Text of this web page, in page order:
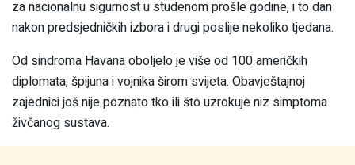
za nacionalnu sigurnost u studenom prošle godine, i to dan
nakon predsjedničkih izbora i drugi poslije nekoliko tjedana.
Od sindroma Havana oboljelo je više od 100 američkih
diplomata, špijuna i vojnika širom svijeta. Obavještajnoj
zajednici još nije poznato tko ili što uzrokuje niz simptoma
živčanog sustava.